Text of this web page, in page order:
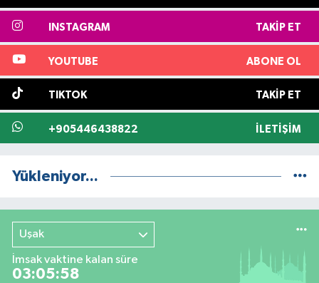
INSTAGRAM TAKIP ET
YOUTUBE ABONE OL
TIKTOK TAKIP ET
+905446438822 İLETIŞIM
Yükleniyor...
Uşak
İmsak vaktine kalan süre
03:05:57